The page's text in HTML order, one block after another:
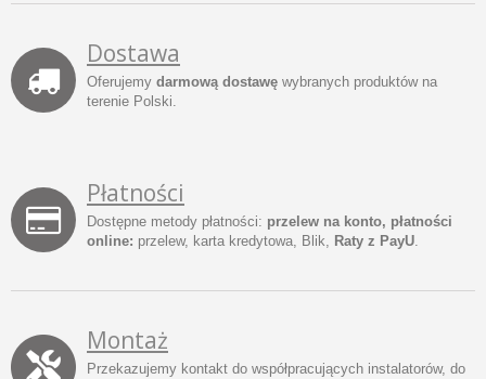
Dostawa
Oferujemy darmową dostawę wybranych produktów na
terenie Polski.
Płatności
Dostępne metody płatności: przelew na konto, płatności
online: przelew, karta kredytowa, Blik, Raty z PayU.
Montaż
Przekazujemy kontakt do współpracujących instalatorów, do